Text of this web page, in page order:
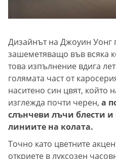
Дизайнът на Джоуин Уонг
зашеметяващо във всяка
това изпълнение вдига
голямата част от
наситено син цвят, който
изглежда почти черен, а
слънчеви лъчи блести
линиите на колата.
Точно като цветните
откриете в луксозен